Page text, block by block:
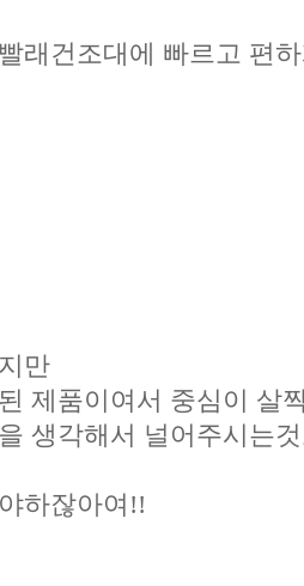
래건조대에 빠르고 편
만
제품이여서 중심이 살
생각해서 널어주시는
하잖아여!!